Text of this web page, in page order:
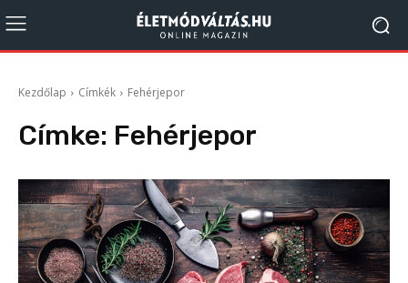
Kezdőlap Címkék Fehérjepor
Címke: Fehérjepor